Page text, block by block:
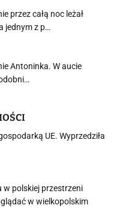
przez całą noc leżał
jednym z p…
Antoninka. W aucie
UE. Wyprzedziła
w polskiej przestrzeni
w wielkopolskim